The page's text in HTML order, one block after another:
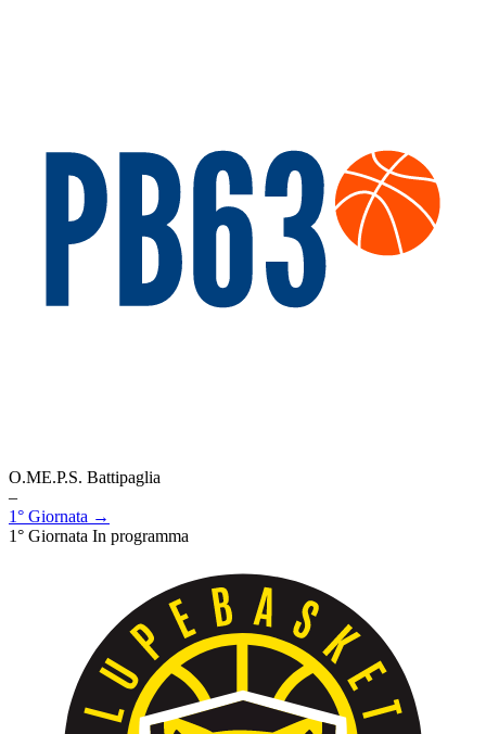
O.ME.P.S. Battipaglia
–
1° Giornata →
1° Giornata In programma